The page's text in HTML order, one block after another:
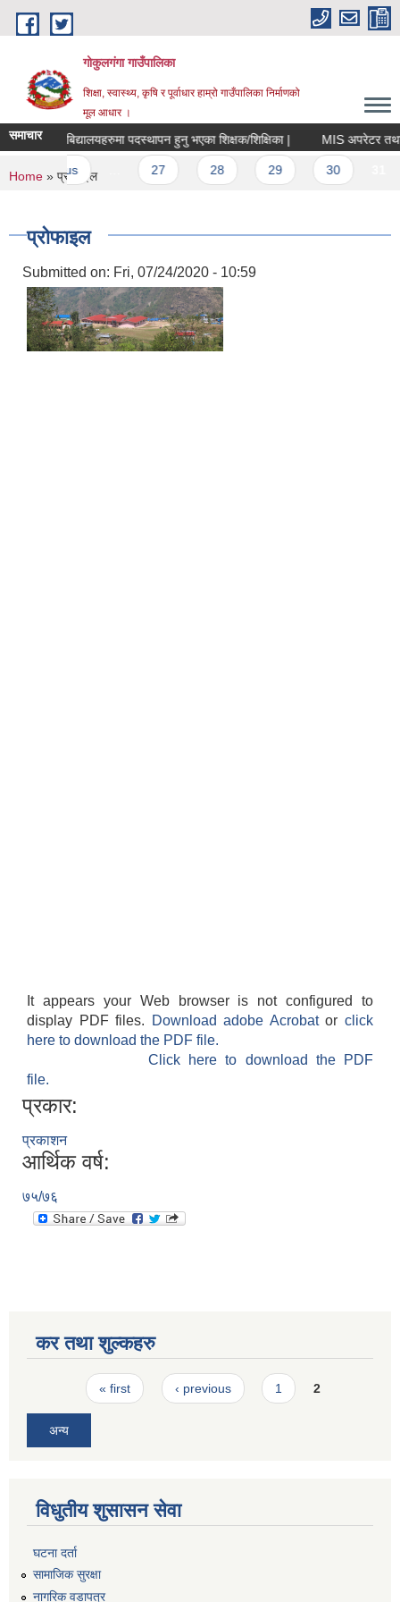
Skip to main content
गोकुलगंगा गाउँपालिका
शिक्षा, स्वास्थ्य, कृषि र पूर्वाधार हाम्रो गाउँपालिका निर्माणको
मूल आधार ।
समाचार
अन्तर्गतका बिद्यालयहरुमा पदस्थापन हुनु भएका शिक्षक/शिक्षिका | MIS अपरेटर तथा
‹ previous … 27 28 29 30
You are here
Home » प्रोफाइल
प्रोफाइल
Submitted on: Fri, 07/24/2020 - 10:59
It appears your Web browser is not configured to
display PDF files.
Download adobe Acrobatorclick
here to download the PDF file.
Click here to download the PDF
file.
प्रकार:
प्रकाशन
आर्थिक वर्ष:
७५/७६
कर तथा शुल्कहरु
Pages« first ‹ previous 1 2
अन्य
विधुतीय शुसासन सेवा
घटना दर्ता
सामाजिक सुरक्षा
नागरिक वडापत्र